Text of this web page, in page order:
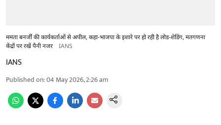
ममता बनर्जी की कार्यकर्ताओं से अपील, कहा-भाजपा के इशारे पर हो रही है लोड-शेडिंग, मतगणना
केंद्रों पर रखें पैनी नजर
IANS
IANS
Published on:04 May 2026, 2:26 am